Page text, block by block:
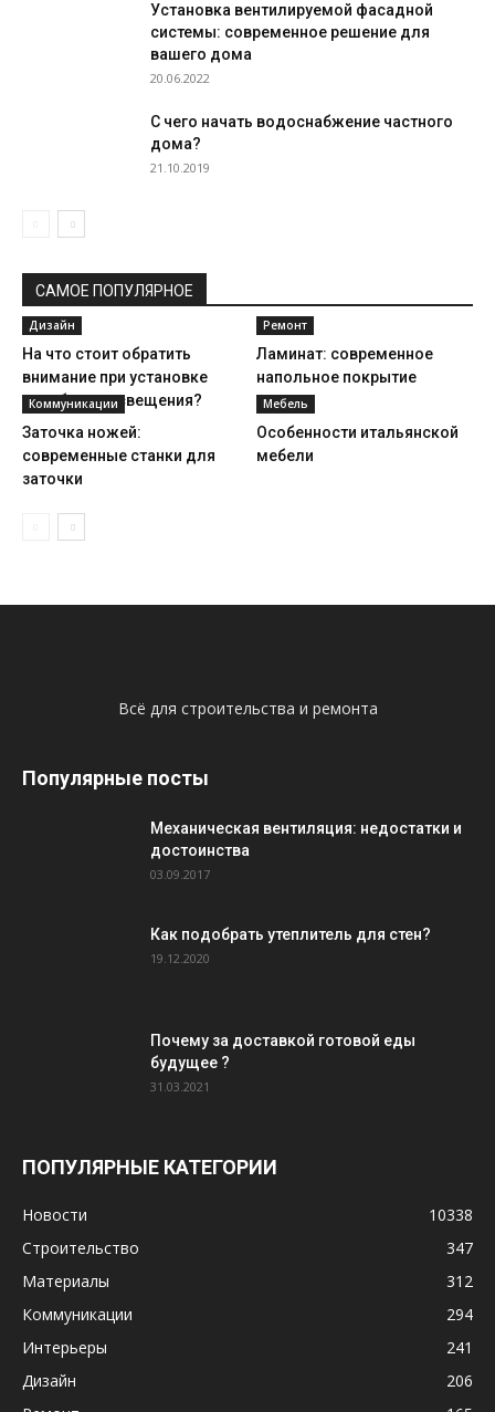
Установка вентилируемой фасадной
системы: современное решение для
вашего дома
20.06.2022
С чего начать водоснабжение частного
дома?
21.10.2019
САМОЕ ПОПУЛЯРНОЕ
Дизайн
На что стоит обратить
внимание при установке
столбиков освещения?
Ремонт
Ламинат: современное
напольное покрытие
Коммуникации
Заточка ножей:
современные станки для
заточки
Мебель
Особенности итальянской
мебели
Всё для строительства и ремонта
Популярные посты
Механическая вентиляция: недостатки и
достоинства
03.09.2017
Как подобрать утеплитель для стен?
19.12.2020
Почему за доставкой готовой еды
будущее ?
31.03.2021
ПОПУЛЯРНЫЕ КАТЕГОРИИ
Новости
10338
Строительство
347
Материалы
312
Коммуникации
294
Интерьеры
241
Дизайн
206